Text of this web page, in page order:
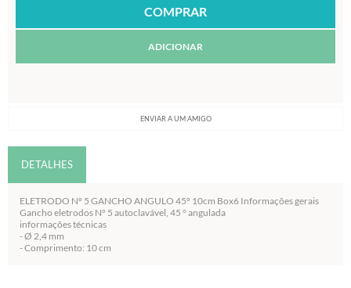
ADICIONAR
ENVIAR A UM AMIGO
DETALHES
ELETRODO Nº 5 GANCHO ANGULO 45º 10cm Box6 Informações gerais
Gancho eletrodos N° 5 autoclavável, 45 ° angulada
informações técnicas
- Ø 2,4 mm
- Comprimento: 10 cm